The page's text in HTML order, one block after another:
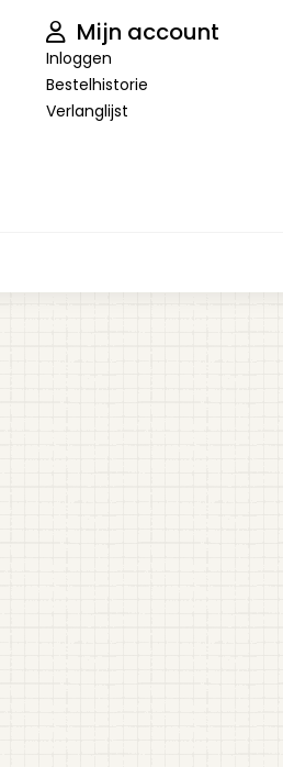
Mijn account
Inloggen
Bestelhistorie
Verlanglijst